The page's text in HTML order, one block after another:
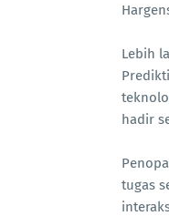
Lebih
hadir
tugas